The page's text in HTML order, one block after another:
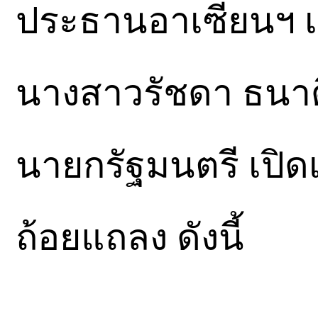
ประธานอาเซียนฯ
นางสาวรัชดา ธน
นายกรัฐมนตรี เปิ
ถ้อยแถลง ดังนี้